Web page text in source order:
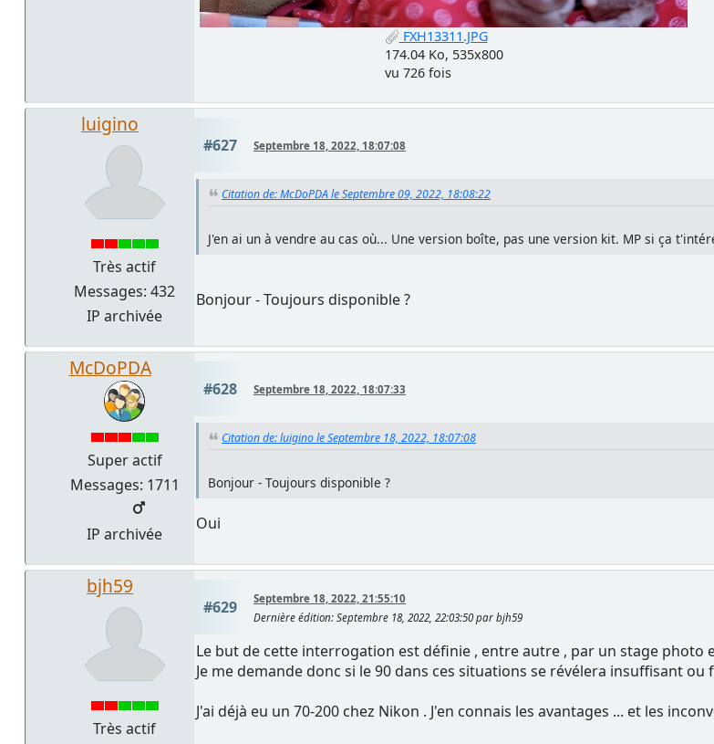
FXH13311.JPG
174.04 Ko, 535x800
vu 726 fois
luigino
Très actif
Messages: 432
IP archivée
#627 Septembre 18, 2022, 18:07:08
Citation de: McDoPDA le Septembre 09, 2022, 18:08:22
J'en ai un à vendre au cas où... Une version boîte, pas une version kit. MP si ça
Bonjour - Toujours disponible ?
McDoPDA
Super actif
Messages: 1711
IP archivée
#628 Septembre 18, 2022, 18:07:33
Citation de: luigino le Septembre 18, 2022, 18:07:08
Bonjour - Toujours disponible ?
Oui
bjh59
Très actif
#629
Septembre 18, 2022, 21:55:10
Dernière édition: Septembre 18, 2022, 22:03:50 par bjh59
Le but de cette interrogation est définie , entre autre , par un stage photo
Je me demande donc si le 90 dans ces situations se révélera insuffisant
J'ai déjà eu un 70-200 chez Nikon . J'en connais les avantages ... et les